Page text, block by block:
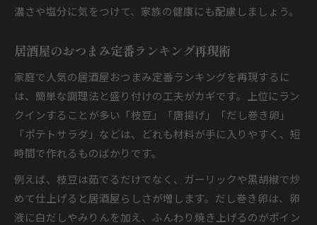
濃さや塩分に気をつけて、家族の健康にも配慮しましょう。
居酒屋のおつまみ定番ランキング再現術
家庭で人気の居酒屋おつまみ定番ランキングを再現するに
は、簡単な調理法と盛り付けの工夫がカギです。上位にラン
クインすることが多い「枝豆」「唐揚げ」「だし巻き卵」
「ポテトサラダ」などは、どれも材料が手に入りやすく、短
時間で作れるものばかりです。
例えば、枝豆は茹でるだけでなく、ガーリックや黒胡椒で炒
めて仕上げると居酒屋らしさが増します。だし巻き卵は、卵
液に白だしやみりんを加え、ふんわり焼き上げるのがポイン